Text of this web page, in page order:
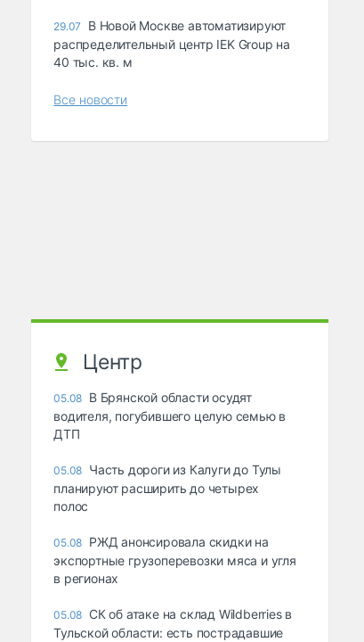
29.07
В Новой Москве автоматизируют
распределительный центр IEK Group на
40 тыс. кв. м
Все новости
Центр
05.08 В Брянской области осудят
водителя, погубившего целую семью в
ДТП
05.08 Часть дороги из Калуги до Тулы
планируют расширить до четырех
полос
05.08 РЖД анонсировала скидки на
экспортные грузоперевозки мяса и угля
в регионах
05.08 СК об атаке на склад Wildberries в
Тульской области: есть пострадавшие